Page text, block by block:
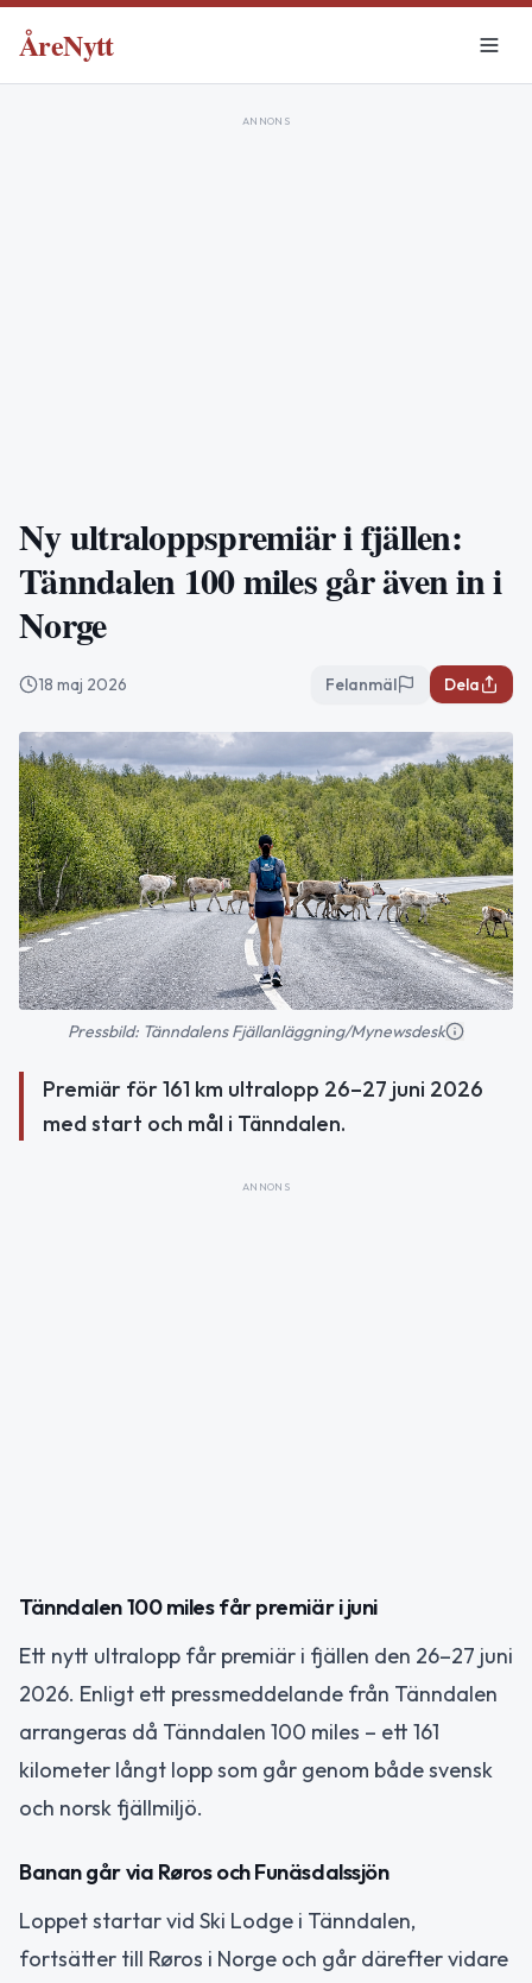
ÅreNytt
ANNONS
Ny ultraloppspremiär i fjällen:
Tänndalen 100 miles går även in i
Norge
18 maj 2026 Felanmäl Dela
Pressbild: Tänndalens Fjällanläggning/Mynewsdesk
Premiär för 161 km ultralopp 26–27 juni 2026
med start och mål i Tänndalen.
ANNONS
Tänndalen 100 miles får premiär i juni
Ett nytt ultralopp får premiär i fjällen den 26–27 juni
2026. Enligt ett pressmeddelande från Tänndalen
arrangeras då Tänndalen 100 miles – ett 161
kilometer långt lopp som går genom både svensk
och norsk fjällmiljö.
Banan går via Røros och Funäsdalssjön
Loppet startar vid Ski Lodge i Tänndalen,
fortsätter till Røros i Norge och går därefter vidare